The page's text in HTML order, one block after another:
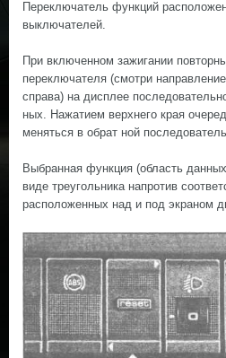
Переключатель функций
выключателей.
При включенном зажигании
переключателя (смотри
справа) на дисплее
ных. Нажатием верхнего края
меняться в обрат ной
Выбранная функция (область
виде треугольника напротив
расположенных над и под экраном